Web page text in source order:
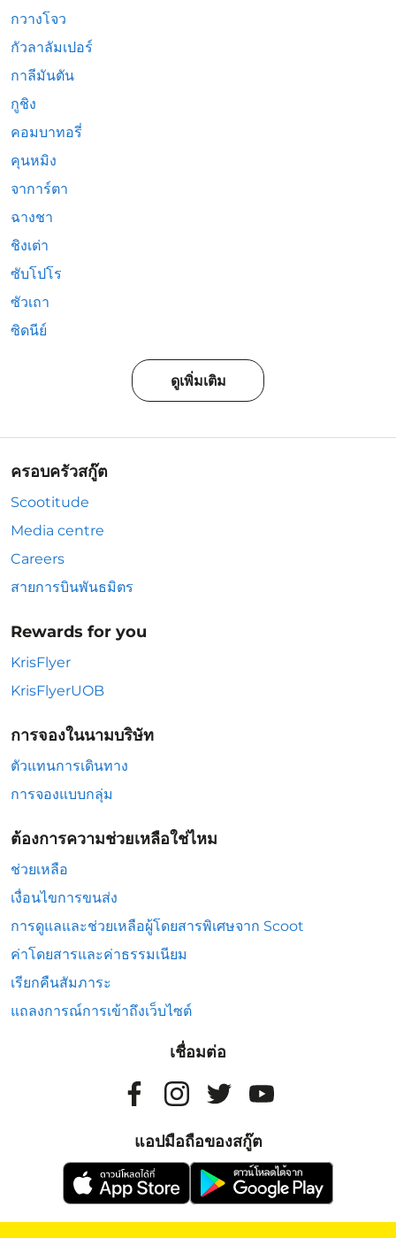
กวางโจว
กัวลาลัมเปอร์
กาลีมันตัน
กูชิง
คอมบาทอรี่
คุนหมิง
จาการ์ตา
ฉางชา
ชิงเต่า
ซับโปโร
ซัวเถา
ซิดนีย์
ดูเพิ่มเติม
ครอบครัวสกู๊ต
Scootitude
Media centre
Careers
สายการบินพันธมิตร
Rewards for you
KrisFlyer
KrisFlyerUOB
การจองในนามบริษัท
ตัวแทนการเดินทาง
การจองแบบกลุ่ม
ต้องการความช่วยเหลือใช่ไหม
ช่วยเหลือ
เงื่อนไขการขนส่ง
การดูแลและช่วยเหลือผู้โดยสารพิเศษจาก Scoot
ค่าโดยสารและค่าธรรมเนียม
เรียกคืนสัมภาระ
แถลงการณ์การเข้าถึงเว็บไซต์
เชื่อมต่อ
แอปมือถือของสกู๊ต